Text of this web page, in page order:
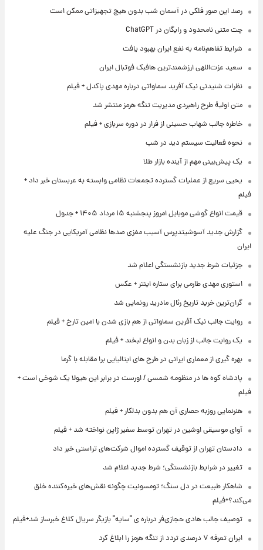
رصد این صور فلکی در آسمان شب بدون هیچ تجهیزاتی ممکن است
چت متنی نامحدود و رایگان در ChatGPT
شرایط تفاهم‌نامه به نفع ایران بهبود یافت
سعید عزت‌اللهی ارزشمندترین هافبک فوتبال ایران
نظرات شنیدنی نیک آفرید سماواتی درباره مهدی پاکدل + فیلم
متن اولیۀ طرح راهبردی مدیریت تنگه هرمز منتشر شد
خاطره جالب شهاب حسینی از فرار در دوره سربازی + فیلم
نحوه فعالیت سیستم دید در شب
یک پیش‌بینی مهم از آینده بازار طلا
یحیی سریع از عملیات گسترده تجمعات نظامی وابسته به عربستان خبر داد +
فیلم
قیمت انواع گوشی موبایل امروز پنجشنبه ۱۵ مرداد ۱۴۰۵ + جدول
گزارش جدید آسوشیتدپرس آسیب مغزی صدها نظامی آمریکایی در جنگ علیه
ایران
جزئیات شرط جدید بازنشستگی اعلام شد
استوری مهدی طارمی برای ستاره اینتر + عکس
گران‌ترین خرید تاریخ رئال مادرید رونمایی شد
روایت جالب نیک آفرین سماواتی از هم بازی شدن با امین تارخ + فیلم
یک روایت جالب از زبان بدن و انواع لبخند + فیلم
بهره گیری از معماری ایرانی در طرح های ایتالیایی برا مقابله با گرما
پادشاه کوه ها در منظومه شمسی / اورست در برابر این هیولا یک شوخی است +
فیلم
هنرنمایی روزبه حصاری آن هم بدون بدلکار + فیلم
آوای موسیقی اوشین در تهران توسط سفیر ژاپن نواخته شد + فیلم
دادستان تهران از توقیف گسترده اموال شرکت‌های تراستی خبر داد
تغییر در شرایط بازنشستگی؛ شرط جدید اعلام شد
شاهکار طبیعت در دل سنگ؛ تومسونیت چگونه نقش‌های خیره‌کننده خلق
می‌کند؟+فیلم
توصیف جالب هادی حجازی‌فر درباره ی "سایه" بازیگر سریال کلاغ خبرساز شد+فیلم
ایران تعرفه ۷ درصدی تردد از تنگه هرمز را ابلاغ کرد